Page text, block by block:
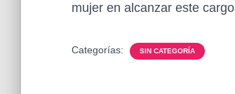
mujer en alcanzar este cargo
Categorías: SIN CATEGORÍA